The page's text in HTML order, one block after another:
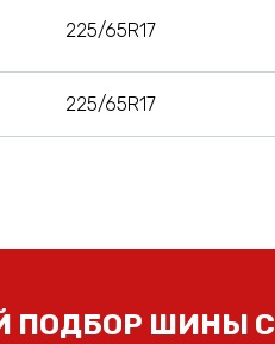
225/65R17
225/65R17
ПОДБОР ШИНЫ С